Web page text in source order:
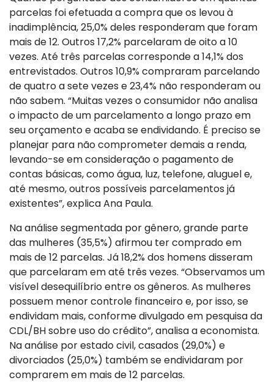
parcelas foi efetuada a compra que os levou à
inadimplência, 25,0% deles responderam que foram
mais de 12. Outros 17,2% parcelaram de oito a 10
vezes. Até três parcelas corresponde a 14,1% dos
entrevistados. Outros 10,9% compraram parcelando
de quatro a sete vezes e 23,4% não responderam ou
não sabem. “Muitas vezes o consumidor não analisa
o impacto de um parcelamento a longo prazo em
seu orçamento e acaba se endividando. É preciso se
planejar para não comprometer demais a renda,
levando-se em consideração o pagamento de
contas básicas, como água, luz, telefone, aluguel e,
até mesmo, outros possíveis parcelamentos já
existentes”, explica Ana Paula.
Na análise segmentada por gênero, grande parte
das mulheres (35,5%) afirmou ter comprado em
mais de 12 parcelas. Já 18,2% dos homens disseram
que parcelaram em até três vezes. “Observamos um
visível desequilíbrio entre os gêneros. As mulheres
possuem menor controle financeiro e, por isso, se
endividam mais, conforme divulgado em pesquisa da
CDL/BH sobre uso do crédito”, analisa a economista.
Na análise por estado civil, casados (29,0%) e
divorciados (25,0%) também se endividaram por
comprarem em mais de 12 parcelas.